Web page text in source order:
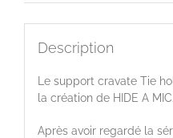
Description
Le support cravate Tie
la création de HIDE A MIC.
Après avoir regardé la